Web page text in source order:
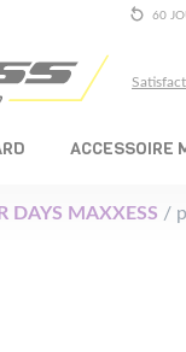
60
ACCESSOIRE
DAYS MAXXESS /